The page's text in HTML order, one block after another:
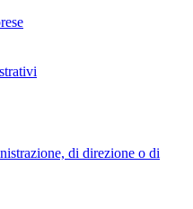
di direzione o di